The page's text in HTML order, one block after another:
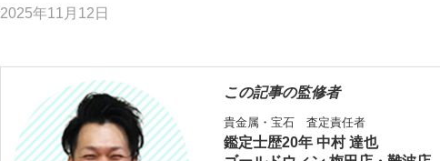
2025年11月12日
この記事の監修者
貴金属・宝石 査定責任者
鑑定士歴20年 中村 達也